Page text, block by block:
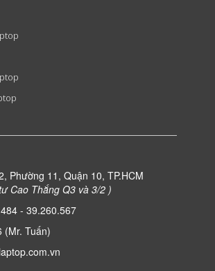
Phường 11, Quận 10, TP.HCM
Cao Thắng Q3 và 3/2 )
- 39.260.567
(Mr. Tuấn)